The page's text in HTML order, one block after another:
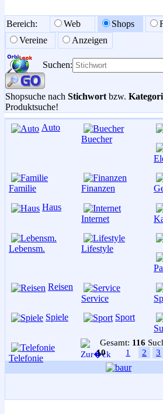
Bereich: Web Shops
Vereine
Anzeigen
Suchen:
Shopsuche nach Stichwortbzw.
Produktsuche!
Auto
Buecher
Familie Finanzen
Haus
Internet
Lebensm. Lifestyle
Reisen
Service
Spiele
Sport
Telefonie
Gesamt: 116
10
1 2 3